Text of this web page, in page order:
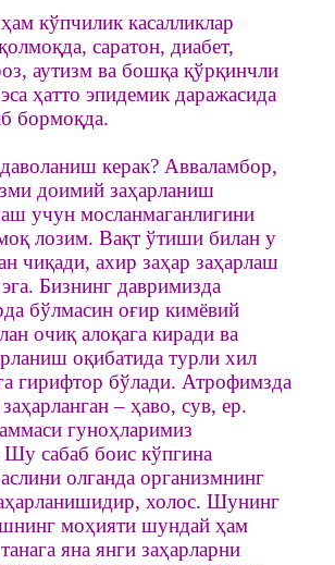
кўпчилик касалликлар
саратон, диабет,
аутизм ва бошқа қўрқинчли
ҳатто эпидемик даражасида
бормоқда.
керак? Авваламбор,
доимий заҳарланиш
учун мосланмаганлигини
лозим. Вақт ўтиши билан у
чиқади, ахир заҳар заҳарлаш
Бизнинг давримизда
бўлмасин оғир кимёвий
очиқ алоқага киради ва
оқибатида турли хил
гирифтор бўлади. Атрофимзда
– ҳаво, сув, ер.
гуноҳларимиз
сабаб боис кўпгина
олганда организмнинг
холос. Шунинг
моҳияти шундай ҳам
яна янги заҳарларни